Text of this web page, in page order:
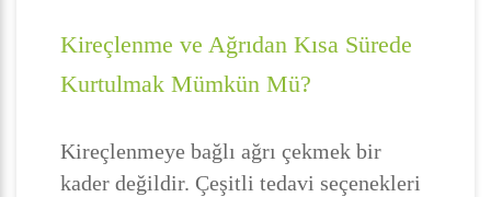
Kireçlenme ve Ağrıdan Kısa Sürede
Kurtulmak Mümkün Mü?
Kireçlenmeye bağlı ağrı çekmek bir
kader değildir. Çeşitli tedavi seçenekleri